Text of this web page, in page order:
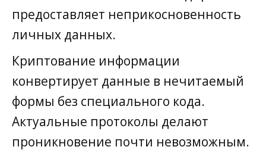
предоставляет неприкосновенность
личных данных.
Криптование информации
конвертирует данные в нечитаемый
формы без специального кода.
Актуальные протоколы делают
проникновение почти невозможным.